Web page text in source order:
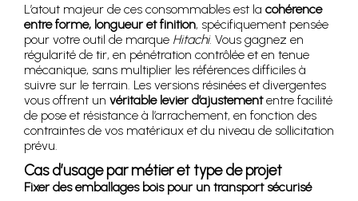
L’atout majeur de ces consommables est la cohérence
entre forme, longueur et finition, spécifiquement pensée
pour votre outil de marque Hitachi. Vous gagnez en
régularité de tir, en pénétration contrôlée et en tenue
mécanique, sans multiplier les références difficiles à
suivre sur le terrain. Les versions résinées et divergentes
vous offrent un véritable levier d’ajustemententre facilité
de pose et résistance à l’arrachement, en fonction des
contraintes de vos matériaux et du niveau de sollicitation
prévu.
Cas d’usage par métier et type de projet
Fixer des emballages bois pour un transport sécurisé